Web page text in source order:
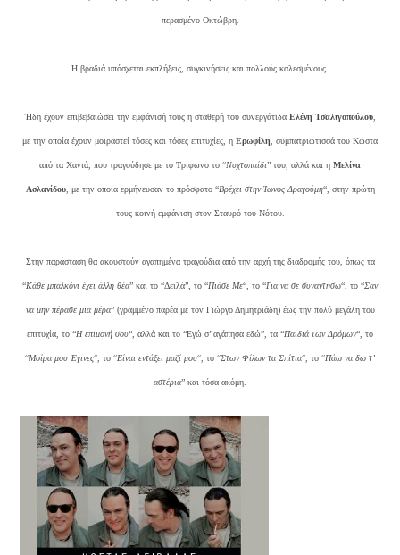
περασμένο Οκτώβρη.
Η βραδιά υπόσχεται εκπλήξεις, συγκινήσεις και πολλούς καλεσμένους.
Ήδη έχουν επιβεβαιώσει την εμφάνισή τους η σταθερή του συνεργάτιδα Ελένη Τσαλιγοπούλου,
με την οποία έχουν μοιραστεί τόσες και τόσες επιτυχίες, η Ερωφίλη , συμπατριώτισσά του Κώστα
από τα Χανιά, που τραγούδησε με το Τρίφωνο το “Νυχτοπαίδι” του, αλλά και η Μελίνα
Ασλανίδου, με την οποία ερμήνευσαν το πρόσφατο “Βρέχει στην Ίωνος Δραγούμη“, στην πρώτη
τους κοινή εμφάνιση στον Σταυρό του Νότου.
Στην παράσταση θα ακουστούν αγαπημένα τραγούδια από την αρχή της διαδρομής του, όπως τα
“Κάθε μπαλκόνι έχει άλλη θέα” και το “Δειλά”, το “Πιάσε Με“, το “Για να σε συναντήσω“, το “Σαν
να μην πέρασε μια μέρα” (γραμμένο παρέα με τον Γιώργο Δημητριάδη) έως την πολύ μεγάλη του
επιτυχία, το “Η επιμονή σου“, αλλά και το “Εγώ σ’ αγάπησα εδώ”, τα “Παιδιά των Δρόμων“, το
“Μοίρα μου Έγινες“, το “Είναι εντάξει μαζί μου“, το “Στων Φίλων τα Σπίτια“, το “Πάω να δω τ’
αστέρια” και τόσα ακόμη.